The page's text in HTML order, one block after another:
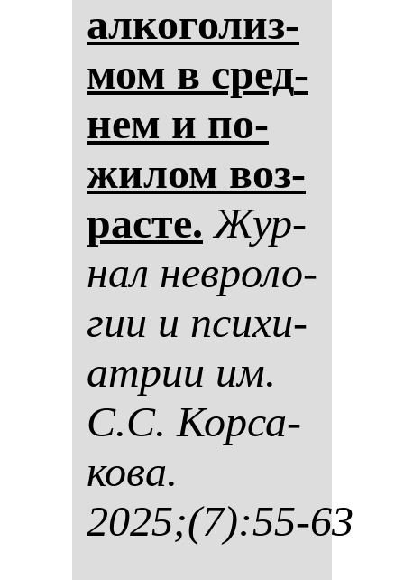
ал­ко­го­лиз­
мом в сред­
нем и по­
жи­лом воз­
рас­те. Жур­
нал нев­ро­ло­
гии и пси­хи­
ат­рии им.
С.С. Кор­са­
ко­ва.
2025;(7):55-63